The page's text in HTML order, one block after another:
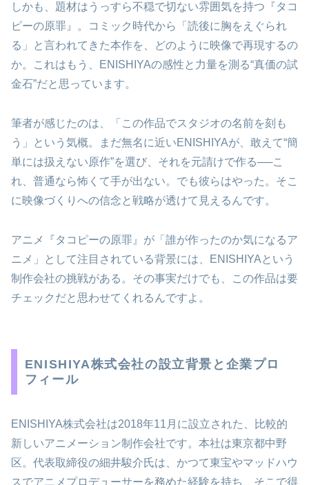
しかも、題材はうっすら不穏で切ない雰囲気を持つ『タコ
ピーの原罪』。コミック時代から「読後に胸をえぐられ
る」と言われてきた本作を、どのように映像で再現するの
か。これはもう、ENISHIYAの感性と力量を測る“真価の試
金石”だと思っています。
筆者が感じたのは、「この作品でスタジオの名前を刻も
う」という気概。まだ無名に近いENISHIYAが、敢えて“簡
単には扱えない原作”を選び、それを元請けで作る──こ
れ、普通なら怖くて手が出ない。でも彼らはやった。そこ
に映像づくりへの信念と戦略が透けて見えるんです。
アニメ『タコピーの原罪』が「誰が作ったのか気になるア
ニメ」として注目されている背景には、ENISHIYAという
制作会社の挑戦がある。その事実だけでも、この作品は要
チェックだと思わせてくれるんですよ。
ENISHIYA株式会社の設立背景と企業プロ
フィール
ENISHIYA株式会社は2018年11月に設立された、比較的
新しいアニメーション制作会社です。本社は東京都中野
区。代表取締役の細井駿介氏は、かつて東宝やマッドハウ
スでアニメプロデューサーを務めた経験を持ち、そこで得